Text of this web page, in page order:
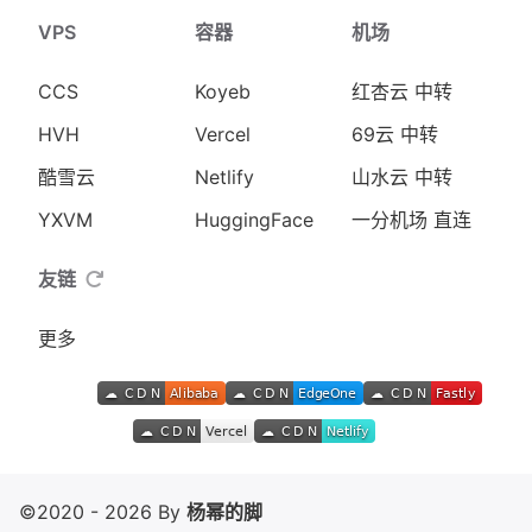
VPS
CCS
HVH
酷雪云
YXVM
容器
Koyeb
Vercel
Netlify
HuggingFace
机场
红杏云 中转
69云 中转
山水云 中转
一分机场 直连
友链
更多
©2020 - 2026 By 杨幂的脚